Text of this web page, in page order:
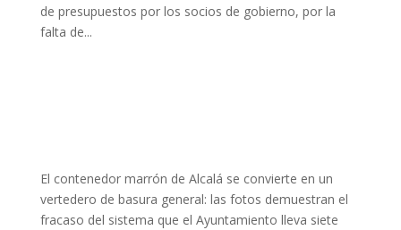
de presupuestos por los socios de gobierno, por la
falta de...
El contenedor marrón de Alcalá se convierte en un
vertedero de basura general: las fotos demuestran el
fracaso del sistema que el Ayuntamiento lleva siete